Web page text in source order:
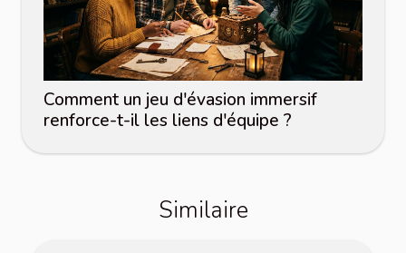
Comment un jeu d'évasion immersif
renforce-t-il les liens d'équipe ?
Similaire